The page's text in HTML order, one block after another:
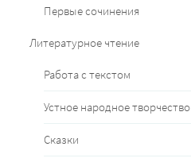
Первые сочинения
Литературное чтение
Работа с текстом
Устное народное творчество
Сказки